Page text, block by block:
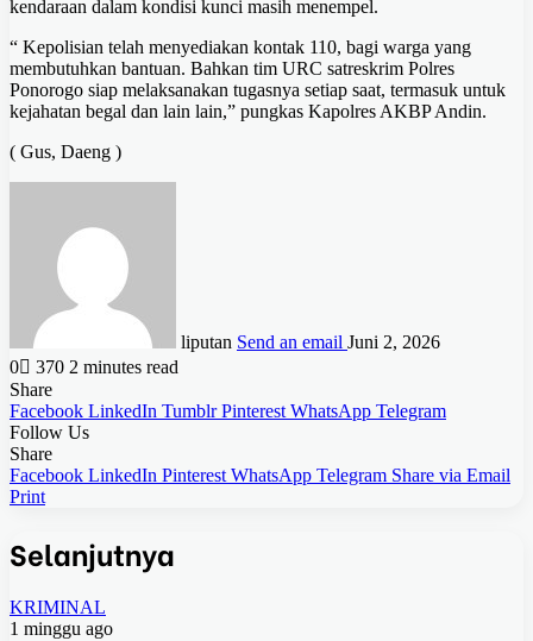
kendaraan dalam kondisi kunci masih menempel.
“ Kepolisian telah menyediakan kontak 110, bagi warga yang
membutuhkan bantuan. Bahkan tim URC satreskrim Polres
Ponorogo siap melaksanakan tugasnya setiap saat, termasuk untuk
kejahatan begal dan lain lain,” pungkas Kapolres AKBP Andin.
( Gus, Daeng )
liputan Send an email Juni 2, 2026
0
370 2 minutes read
Share
Facebook LinkedIn Tumblr Pinterest WhatsApp Telegram
Follow Us
Share
Facebook LinkedIn Pinterest WhatsApp Telegram Share via Email
Print
Selanjutnya
KRIMINAL
1 minggu ago